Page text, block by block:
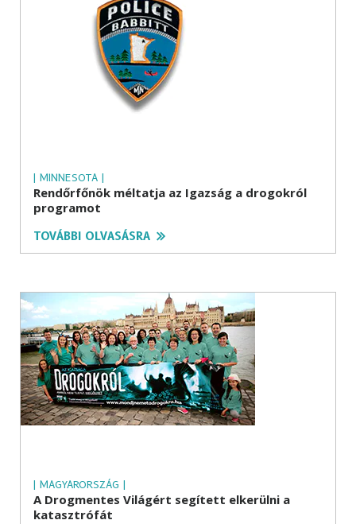
| MINNESOTA |
Rendőrfőnök méltatja az Igazság a drogokról
programot
TOVÁBBI OLVASÁSRA
| MAGYARORSZÁG |
A Drogmentes Világért segített elkerülni a
katasztrófát